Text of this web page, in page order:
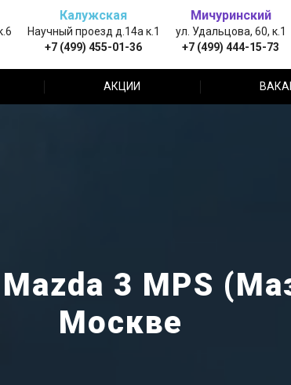
Калужская
Научный проезд д.14а к.1
+7 (499) 455-01-36
Мичуринский
ул. Удальцова, 60, к.1
+7 (499) 444-15-73
АКЦИИ
3 MPS
Москве